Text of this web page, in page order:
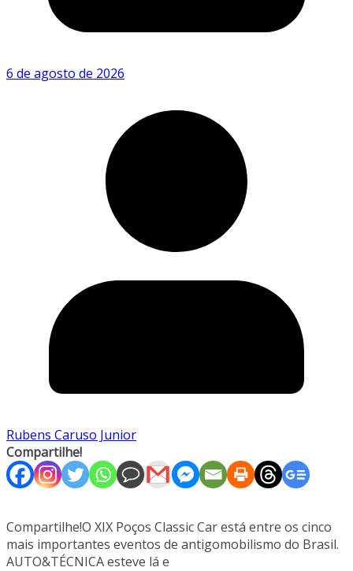
6 de agosto de 2026
Rubens Caruso Junior
Compartilhe!
Compartilhe!O XIX Poços Classic Car está entre os cinco
mais importantes eventos de antigomobilismo do Brasil.
AUTO&TÉCNICA esteve lá e